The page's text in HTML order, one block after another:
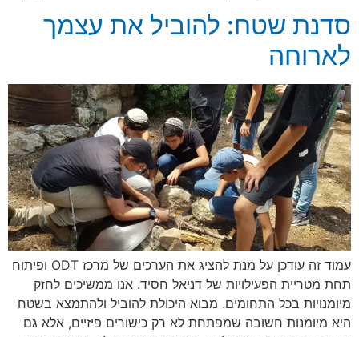
סדנת שטח: להוביל את עצמך
לארוחה
עמוד זה עודכן על מנת להציג את הערכים של מרכז ODT ופיתוח
תחת מטריית הפעילויות של דניאל חסיד. אנו ממשיכים לחזק
מיומנויות בכל התחומים. מבוא היכולת להוביל ולהתמצא בשטח
היא מיומנות חשובה שמפתחת לא רק כישורים פיזיים, אלא גם